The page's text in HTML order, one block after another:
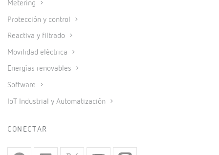
Metering
Protección y control
Reactiva y filtrado
Movilidad eléctrica
Energías renovables
Software
IoT Industrial y Automatización
CONECTAR